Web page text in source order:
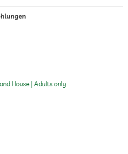
House | Adults only